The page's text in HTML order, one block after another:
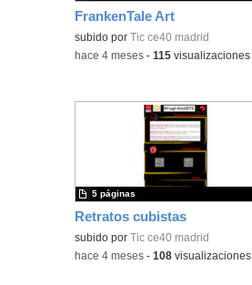
FrankenTale Art
subido por Tic ce40 madrid
-hace 4 meses -115 visualizaciones
Retratos cubistas
subido por Tic ce40 madrid
5 páginas
-hace 4 meses -108 visualizaciones